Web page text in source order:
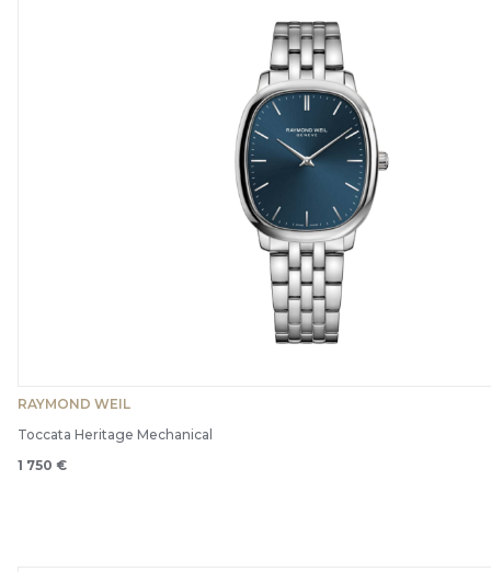
RAYMOND WEIL
Toccata Heritage Mechanical
1 750 €